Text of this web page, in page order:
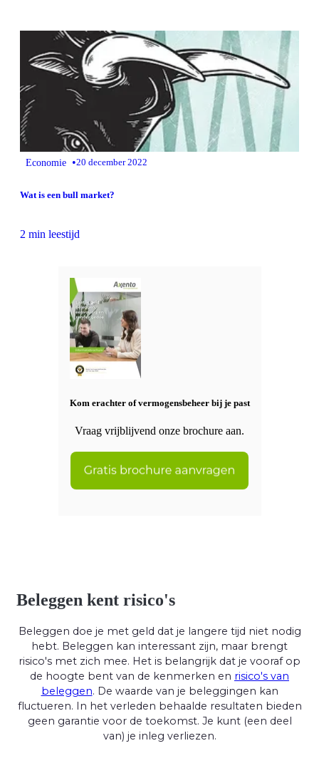
Economie •20 december 2022
Wat is een bull market?
2 min leestijd
Kom erachter of vermogensbeheer bij je past
Vraag vrijblijvend onze brochure aan.
Beleggen kent risico's
Beleggen doe je met geld dat je langere tijd niet nodig
hebt. Beleggen kan interessant zijn, maar brengt
risico's met zich mee. Het is belangrijk dat je vooraf op
de hoogte bent van de kenmerken en risico's van
beleggen. De waarde van je beleggingen kan
fluctueren. In het verleden behaalde resultaten bieden
geen garantie voor de toekomst. Je kunt (een deel
van) je inleg verliezen.